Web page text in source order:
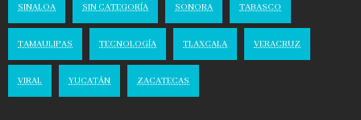
SINALOA SIN CATEGORÍA SONORA TABASCO
TAMAULIPAS TECNOLOGÍA TLAXCALA VERACRUZ
VIRAL YUCATÁN ZACATECAS